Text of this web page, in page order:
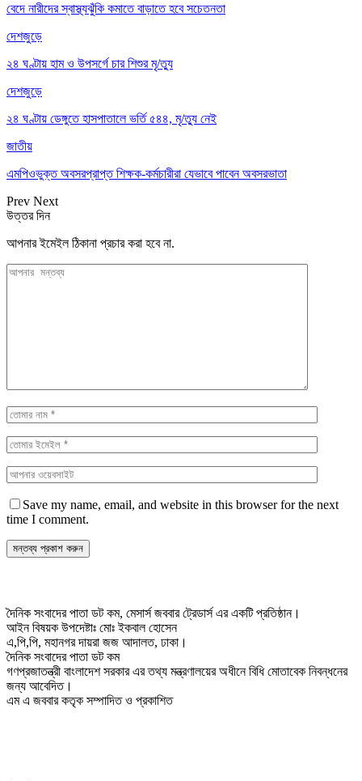
বেদে নারীদের স্বাস্থ্যঝুঁকি কমাতে বাড়াতে হবে সচেতনতা
দেশজুড়ে
২৪ ঘণ্টায় হাম ও উপসর্গে চার শিশুর মৃ/ত্যু
দেশজুড়ে
২৪ ঘণ্টায় ডেঙ্গুতে হাসপাতালে ভর্তি ৫৪৪, মৃ/ত্যু নেই
জাতীয়
এমপিওভুক্ত অবসরপ্রাপ্ত শিক্ষক-কর্মচারীরা যেভাবে পাবেন অবসরভাতা
Prev Next
উত্তর দিন
আপনার ইমেইল ঠিকানা প্রচার করা হবে না.
Save my name, email, and website in this browser for the next
time I comment.
দৈনিক সংবাদের পাতা ডট কম, মেসার্স জববার ট্রেডার্স এর একটি প্রতিষ্ঠান।
আইন বিষয়ক উপদেষ্টাঃ মোঃ ইকবাল হোসেন
এ,পি,পি, মহানগর দায়রা জজ আদালত, ঢাকা।
দৈনিক সংবাদের পাতা ডট কম
গণপ্রজাতন্ত্রী বাংলাদেশ সরকার এর তথ্য মন্ত্রণালয়ের অধীনে বিধি মোতাবেক নিবন্ধনের
জন্য আবেদিত।
এম এ জববার কতৃক সম্পাদিত ও প্রকাশিত